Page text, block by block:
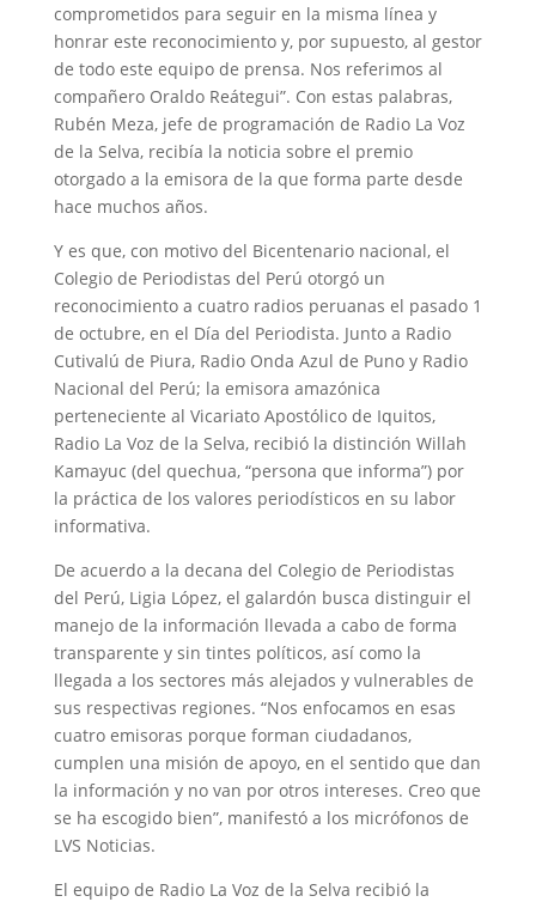
comprometidos para seguir en la misma línea y
honrar este reconocimiento y, por supuesto, al gestor
de todo este equipo de prensa. Nos referimos al
compañero Oraldo Reátegui”. Con estas palabras,
Rubén Meza, jefe de programación de Radio La Voz
de la Selva, recibía la noticia sobre el premio
otorgado a la emisora de la que forma parte desde
hace muchos años.
Y es que, con motivo del Bicentenario nacional, el
Colegio de Periodistas del Perú otorgó un
reconocimiento a cuatro radios peruanas el pasado 1
de octubre, en el Día del Periodista. Junto a Radio
Cutivalú de Piura, Radio Onda Azul de Puno y Radio
Nacional del Perú; la emisora amazónica
perteneciente al Vicariato Apostólico de Iquitos,
Radio La Voz de la Selva, recibió la distinción Willah
Kamayuc (del quechua, “persona que informa”) por
la práctica de los valores periodísticos en su labor
informativa.
De acuerdo a la decana del Colegio de Periodistas
del Perú, Ligia López, el galardón busca distinguir el
manejo de la información llevada a cabo de forma
transparente y sin tintes políticos, así como la
llegada a los sectores más alejados y vulnerables de
sus respectivas regiones. “Nos enfocamos en esas
cuatro emisoras porque forman ciudadanos,
cumplen una misión de apoyo, en el sentido que dan
la información y no van por otros intereses. Creo que
se ha escogido bien”, manifestó a los micrófonos de
LVS Noticias.
El equipo de Radio La Voz de la Selva recibió la